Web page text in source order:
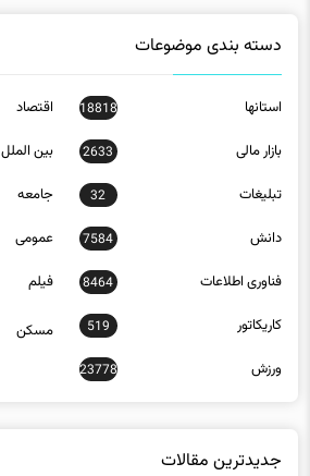
دسته بندی موضوعات
استانها 18818 اقتصاد
بازار مالی 2633 بین الملل
تبلیغات 32 جامعه
دانش 7584 عمومی
فناوری اطلاعات 8464 فیلم
کاریکاتور 519 مسکن
ورزش 23778
جدیدترین مقالات